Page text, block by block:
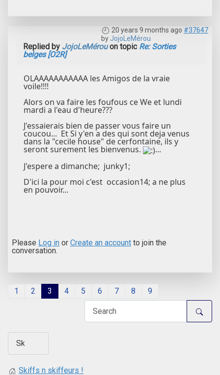
20 years 9 months ago #37647
byJojoLeMérou
Replied by JojoLeMérouon topic Re: Sorties
belges [O2R]
OLAAAAAAAAAAA les Amigos de la vraie
voile!!!!
Alors on va faire les foufous ce We et lundi
mardi a l'eau d'heure???
J'essaierais bien de passer vous faire un
coucou... Et Si y'en a des qui sont deja venus
dans la "cecile house" de cerfontaine, ils y
seront surement les bienvenus.
...
J'espere a dimanche; junky1;
D'ici la pour moi c'est occasion14; a ne plus
en pouvoir...
Please Log in or Create an account to join the
conversation.
1 2 3 4 5 6 7 8 9
Skiffs n skiffeurs !